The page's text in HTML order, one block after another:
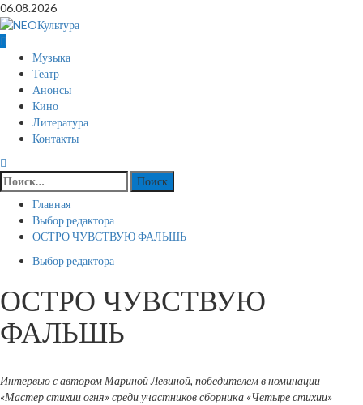
Перейти
к
содержимому
06.08.2026
Основное
меню
Музыка
Театр
Анонсы
Кино
Литература
Контакты
Найти:
Главная
Выбор редактора
ОСТРО ЧУВСТВУЮ ФАЛЬШЬ
Выбор редактора
ОСТРО ЧУВСТВУЮ
ФАЛЬШЬ
Интервью с автором Мариной Левиной, победителем в номинации
«Мастер стихии огня» среди участников сборника «Четыре стихии»